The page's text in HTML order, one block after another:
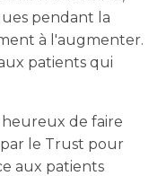
pendant la
à l'augmenter.
patients qui
de faire
le Trust pour
aux patients